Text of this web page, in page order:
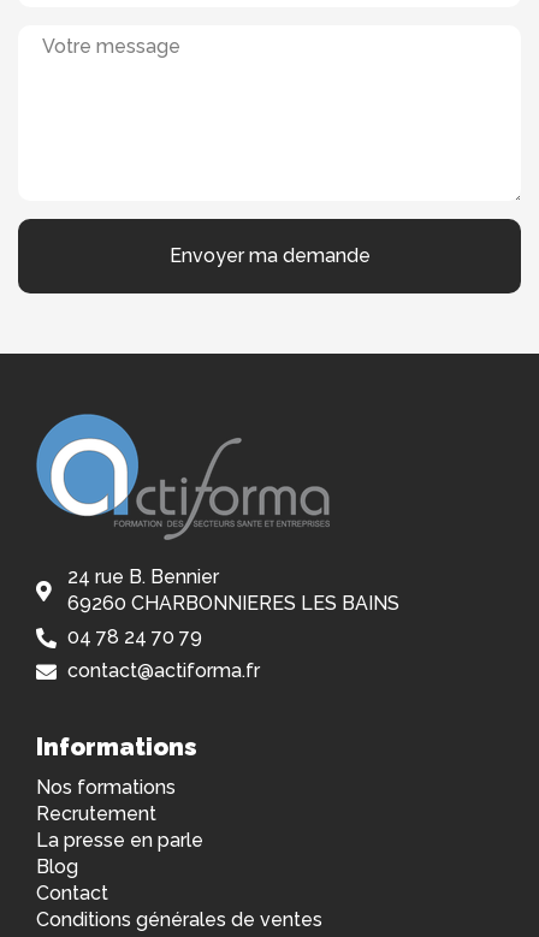
Envoyer ma demande
24 rue B. Bennier
69260 CHARBONNIERES LES BAINS
04 78 24 70 79
contact@actiforma.fr
Informations
Nos formations
Recrutement
La presse en parle
Blog
Contact
Conditions générales de ventes